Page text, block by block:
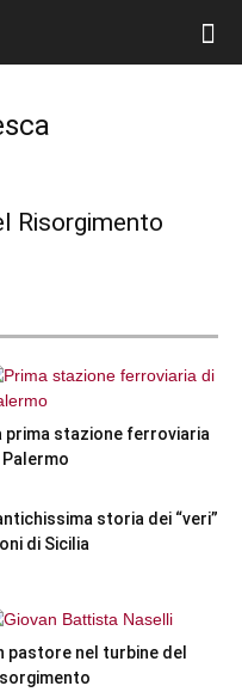
Risorgimento
prima stazione ferroviaria
Palermo
storia dei “veri”
di Sicilia
pastore nel turbine del